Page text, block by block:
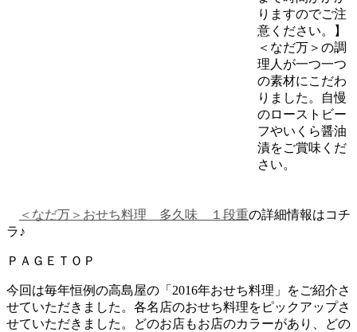
りますのでご注
意ください。】
＜なだ万＞の調
理人が一つ一つ
の素材にこだわ
りました。自慢
のローストビー
フやいくら醤油
漬をご賞味くだ
さい。
＜なだ万＞おせち料理 多久味 １段重の詳細情報はコチ
ラ♪
ＰＡＧＥＴＯＰ
今回は毎年恒例の高島屋の「2016年おせち料理」をご紹介さ
せていただきました。各名店のおせち料理をピックアップさ
せていただきました。どのお店もお店のカラーがあり、どの